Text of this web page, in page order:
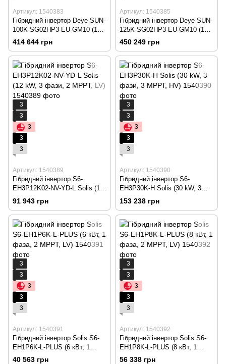
Артикул: 1540383
Гібридний інвертор Deye SUN-
100K-SG02HP3-EU-GM10 (100
кВт, 3 фази, HV, 10 MPPT,
414 644 грн
Артикул: 1540385
Гібридний інвертор Deye SUN-
125K-SG02HP3-EU-GM10 (125
кВт, 3 фази, високовольтний,
10 MPPT, WiFi)
450 249 грн
3
3
3
3
3
Артикул: 1540389
Гібридний інвертор S6-
ЕН3P12K02-NV-YD-L Solis (12
kW, 3 фази, 2 MPPT, LV)
91 943 грн
3
3
3
3
3
Артикул: 1540390
Гібридний інвертор S6-
ЕН3P30K-H Solis (30 kW, 3
фази, 3 МРРТ, HV)
153 238 грн
3
3
3
3
3
Артикул: 1540391
Гібридний інвертор Solis S6-
EH1P6K-L-PLUS (6 кВт, 1
фаза, 2 MPPT, LV)
40 563 грн
3
3
3
3
3
Артикул: 1540392
Гібридний інвертор Solis S6-
EH1P8K-L-PLUS (8 кВт, 1
фаза, 2 MPPT, LV)
56 338 грн